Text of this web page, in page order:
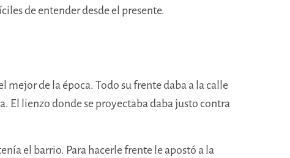
de entender desde el presente.
mejor de la época. Todo su frente daba a la calle
El lienzo donde se proyectaba daba justo contra
el barrio. Para hacerle frente le apostó a la